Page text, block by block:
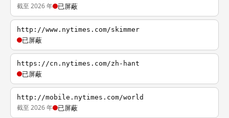
截至 2026 年 已屏蔽
http://www.nytimes.com/skimmer
已屏蔽
https://cn.nytimes.com/zh-hant
已屏蔽
http://mobile.nytimes.com/world
截至 2026 年 已屏蔽